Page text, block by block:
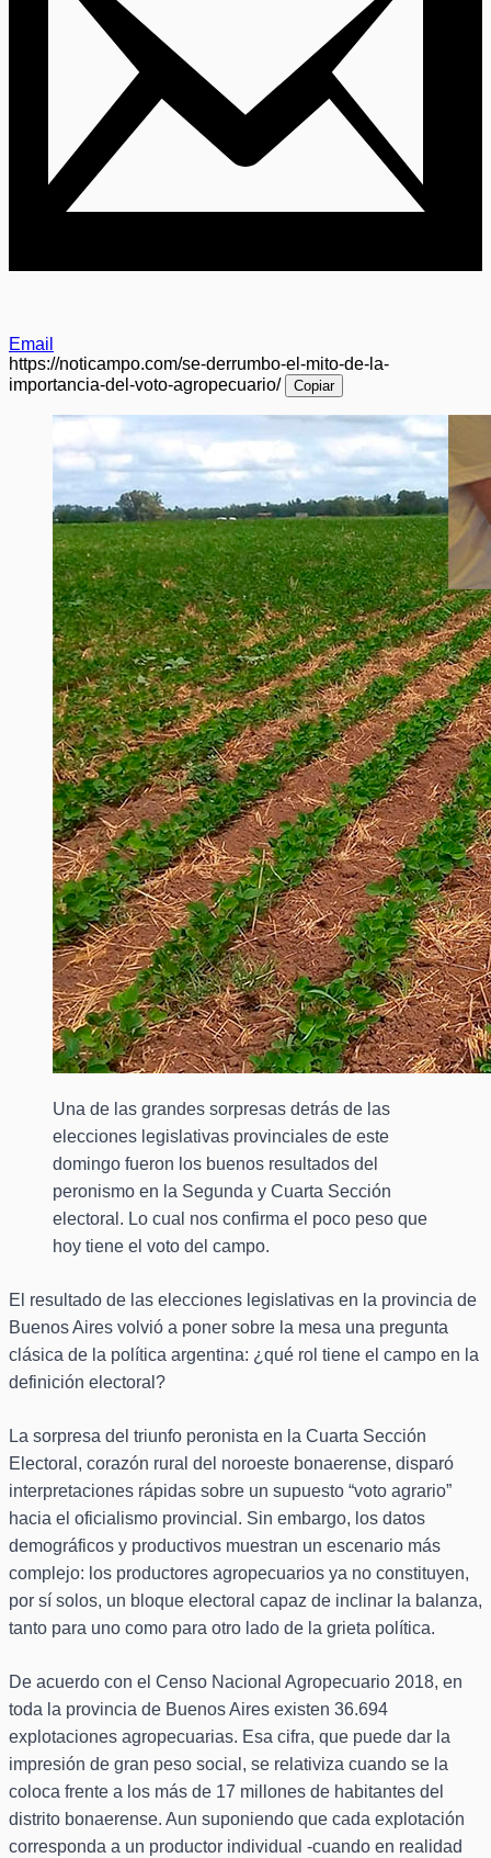
Email
https://noticampo.com/se-derrumbo-el-mito-de-la-
importancia-del-voto-agropecuario/
Copiar
Una de las grandes sorpresas detrás de las
elecciones legislativas provinciales de este
domingo fueron los buenos resultados del
peronismo en la Segunda y Cuarta Sección
electoral. Lo cual nos confirma el poco peso que
hoy tiene el voto del campo.
El resultado de las elecciones legislativas en la provincia de
Buenos Aires volvió a poner sobre la mesa una pregunta
clásica de la política argentina: ¿qué rol tiene el campo en la
definición electoral?
La sorpresa del triunfo peronista en la Cuarta Sección
Electoral, corazón rural del noroeste bonaerense, disparó
interpretaciones rápidas sobre un supuesto “voto agrario”
hacia el oficialismo provincial. Sin embargo, los datos
demográficos y productivos muestran un escenario más
complejo: los productores agropecuarios ya no constituyen,
por sí solos, un bloque electoral capaz de inclinar la balanza,
tanto para uno como para otro lado de la grieta política.
De acuerdo con el Censo Nacional Agropecuario 2018, en
toda la provincia de Buenos Aires existen 36.694
explotaciones agropecuarias. Esa cifra, que puede dar la
impresión de gran peso social, se relativiza cuando se la
coloca frente a los más de 17 millones de habitantes del
distrito bonaerense. Aun suponiendo que cada explotación
corresponda a un productor individual -cuando en realidad